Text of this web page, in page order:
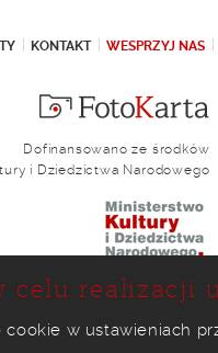
KONTAKT WESPRZYJ NAS
Dofinansowano ze środków
i Dziedzictwa Narodowego
realizacji
w ustawieniach